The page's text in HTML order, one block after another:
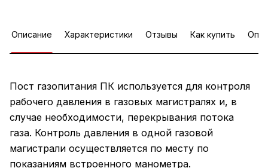
Описание Характеристики Отзывы Как купить
Пост газопитания ПК используется для контроля
рабочего давления в газовых магистралях и, в
случае необходимости, перекрывания потока
газа. Контроль давления в одной газовой
магистрали осуществляется по месту по
показаниям встроенного манометра.